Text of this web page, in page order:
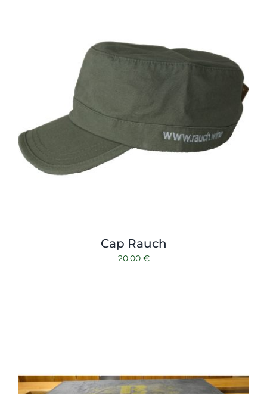
Cap Rauch
20,00 €